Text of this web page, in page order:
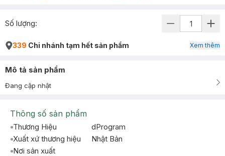
Số lượng:
339 Chi nhánh tạm hết sản phẩm Xem thêm
Mô tả sản phẩm
Đang cập nhật
Thông số sản phẩm
Thương Hiệu
dProgram
Xuất xứ thương hiệu
Nhật Bản
Nơi sản xuất